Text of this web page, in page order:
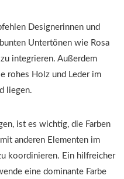
Designerinnen und
Untertönen wie Rosa
integrieren. Außerdem
rohes Holz und Leder im
liegen.
ist es wichtig, die Farben
anderen Elementen im
koordinieren. Ein hilfreicher
eine dominante Farbe